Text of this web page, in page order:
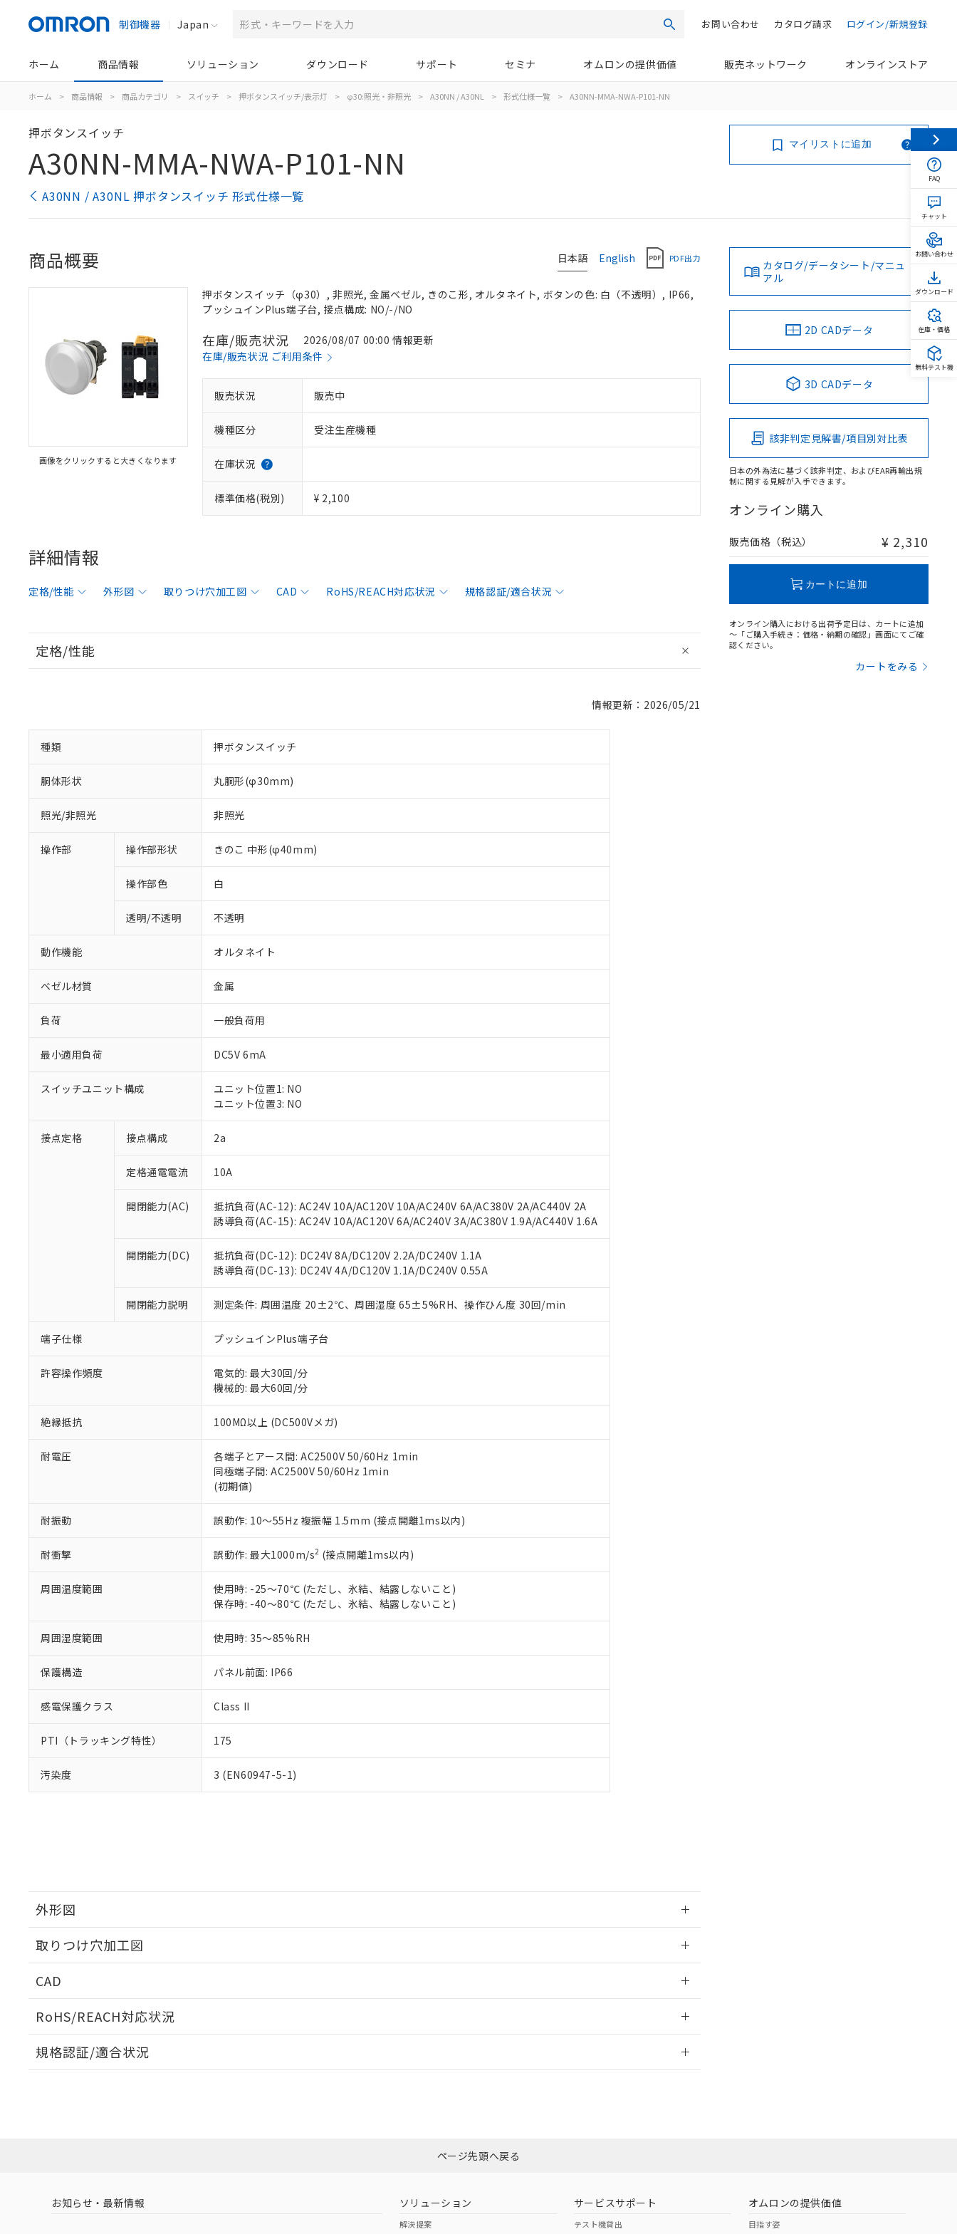
制御機器 Japan 検索 ログイン/新規登録
カタログ請求
お問い合わせ
ホーム 商品情報 ソリューション ダウンロード サポート セミナ オムロンの提供価値 販売ネットワーク オンラインストア
ホーム > 商品情報 > 商品カテゴリ > スイッチ > 押ボタンスイッチ/表示灯 > φ30:照光・非照光 > A30NN / A30NL > 形式仕様一覧 > A30NN-MMA-NWA-P101-NN
押ボタンスイッチ
A30NN-MMA-NWA-P101-NN
A30NN / A30NL 押ボタンスイッチ 形式仕様一覧
マイリストに追加
日本語 English PDF出力
商品概要
画像をクリックすると大きくなります
押ボタンスイッチ（φ30）, 非照光, 金属ベゼル, きのこ形, オルタネイト, ボタンの色: 白（不透明）, IP66,
プッシュインPlus端子台, 接点構成: NO/-/NO
在庫/販売状況
2026/08/07 00:00 情報更新
在庫/販売状況 ご利用条件
販売状況 販売中
機種区分 受注生産機種
在庫状況
標準価格(税別) ¥ 2,100
詳細情報
定格/性能 外形図 取りつけ穴加工図 CAD RoHS/REACH対応状況 規格認証/適合状況
定格/性能
情報更新：2026/05/21
種類 押ボタンスイッチ
胴体形状 丸胴形(φ30mm)
照光/非照光 非照光
操作部 操作部形状 きのこ 中形(φ40mm)
操作部色 白
透明/不透明 不透明
動作機能 オルタネイト
ベゼル材質 金属
負荷 一般負荷用
最小適用負荷 DC5V 6mA
スイッチユニット構成
ユニット位置1: NO
ユニット位置3: NO
接点定格 接点構成 2a
定格通電電流 10A
開閉能力(AC)
抵抗負荷(AC-12): AC24V 10A/AC120V 10A/AC240V 6A/AC380V 2A/AC440V 2A
誘導負荷(AC-15): AC24V 10A/AC120V 6A/AC240V 3A/AC380V 1.9A/AC440V 1.6A
開閉能力(DC)
抵抗負荷(DC-12): DC24V 8A/DC120V 2.2A/DC240V 1.1A
誘導負荷(DC-13): DC24V 4A/DC120V 1.1A/DC240V 0.55A
開閉能力説明 測定条件: 周囲温度 20±2℃、周囲湿度 65±5%RH、操作ひん度 30回/min
端子仕様 プッシュインPlus端子台
許容操作頻度
電気的: 最大30回/分
機械的: 最大60回/分
絶縁抵抗 100MΩ以上 (DC500Vメガ)
耐電圧
各端子とアース間: AC2500V 50/60Hz 1min
同極端子間: AC2500V 50/60Hz 1min
(初期値)
耐振動 誤動作: 10～55Hz 複振幅 1.5mm (接点開離1ms以内)
耐衝撃 誤動作: 最大1000m/s2 (接点開離1ms以内)
周囲温度範囲
使用時: -25～70℃ (ただし、氷結、結露しないこと)
保存時: -40～80℃ (ただし、氷結、結露しないこと)
周囲湿度範囲 使用時: 35～85%RH
保護構造 パネル前面: IP66
感電保護クラス Class II
PTI（トラッキング特性） 175
汚染度 3 (EN60947-5-1)
外形図
取りつけ穴加工図
CAD
RoHS/REACH対応状況
EU RoHS 注意事項・凡例
ダウンロードはこちら
中国 RoHS 注意事項・凡例
規格認証/適合状況
カタログ/データシート/マニュ
アル
2D CADデータ
3D CADデータ
該非判定見解書/項目別対比表
日本の外為法に基づく該非判定、およびEAR再輸出規
制に関する見解が入手できます。
オンライン購入
販売価格（税込） ¥ 2,310
カートに追加
オンライン購入における出荷予定日は、カートに追加
～「ご購入手続き：価格・納期の確認」画面にてご確
認ください。
カートをみる
本サービスは、当社制御機器事業取扱商品の当社在庫状況および標準価格(税抜)を提供させていただ
くものです。
当社制御機器事業取扱商品の中には、本サービスの対象外となる商品もあることをご了承ください。
在庫状況および標準価格照会結果は、記載している更新日時点での社内データに基づき作成されるも
のであり、閲覧された時点での実際の在庫および標準価格とは異なる場合があることをご了承くださ
い。
正式な納期状況および標準価格はお客様のお取引先、またはお客様担当のオムロン制御機器販売店・
在庫状況および標準価格結果を当社の事前の承諾なく第三者に漏洩または開示しないようお願いしま
す。
マイパーツ機能（部品リスト作成サービス）をご利用いただくには、I-Webメンバーズにご登録され
ている必要があります。
お客様が当ウェブサイト上で当社にご登録された部品リストについて、当社および当社の共同利用者
が、当社の製品・サービスに関するお客様との取引・商談に必要な範囲で利用することをご了承くだ
※当社の共同利用者とは、 "個人情報の共同利用に関して"
いる法人を指します。
※1 対応状況
対応済み：EU RoHS指令（10物質）の非含有に対応した製品が提供可能な商品です。
対応予定：EU RoHS指令（10物質）の非含有に対応した製品に切り替える予定のある商品です。
対応予定なし：EU RoHS指令（10物質）の非含有に非対応の商品で、対応品を出す予定はありません。
仕入先様の事情により、非含有部品としていたものが、含有品と判明した場合などやむを得ず変更すること
があります。
*EU RoHS指令（10物質）：
鉛(Pb) 1000ppm以下、 水銀(Hg) 1000ppm以下、 カドミウム(Cd) 100ppm以下、
六価クロム(Cr(Ⅵ)) 1000ppm以下、ポリ臭化ビフェニル類(PBB) 1000ppm以下、ポリ臭化ジフェニルエーテル類(PBDE) 1000ppm以下、
フタル酸ビス(2-エチルヘキシル) (DEHP)(別名：DOP) 1000ppm以下、フタル酸ブチルベンジル（BBP） 1000ppm以下、フタル酸ジブチ
ル（DBP） 1000ppm以下、フタル酸ジイソブチル (DIBP) 1000ppm以下
但し、RoHS指令で産業用監視および制御機器に対する適用除外項目は除く。
フタル酸エステル類の４物質については閾値を超える意図的な使用がないことを確認しています。
部品在庫の切り替え状況などにより、予定月が前後することがあります。
※3 非含有証明書ダウンロード
下記の非含有証明書をダウンロードすることができます。
EU RoHS指令（10物質）の非含有証明書
51物質の非含有証明書（当社基準）
※本証明書は発行日時点で非含有を証明するもので、過去に遡って非含有を証明するものではありません。
混在することから備考欄に対応日を記載しておりました。
既に当社にて対応品への在庫切替を完了していることから、特段のことがない限り、2022年1月12日よ
り割愛しております。
※1 中国RoHS○×表
「○」：最大均質材料含有率が中国RoHSの基準値以下であることを示します。
「×」：最大均質材料含有率が中国RoHSの基準値を超えていることを示します。
「－」：未確認です。当社販売部門へお問い合わせください。
*中国RoHS10物質の基準値 (GB/T26572)：
Pb(鉛) :1000ppm、 Hg(水銀) : 1000ppm、 Cd(カドミウム) : 100ppm、
Cr(Ⅵ)(六価クロム) : 1000ppm、 PBBs(ポリ臭化ビフェニル類) : 1000ppm、 PBDEs(ポリ臭化ジフェニルエーテル類) : 1000ppm、
※2 環境保護使用期限
「10」：通常の使用状況下において有害物質が外部に漏えいし、環境に深刻な影響を及ぼさない年数を意
味します。
「－」：未確認です。当社販売部門へお問い合わせください。
当社は、これら貴社製品のうち、外国為替および外国貿易法に定める商品（以下｢規制貨物等」とい
う）を輸出または国外への提供する場合は、日本国政府の輸出許可(または役務取引許可)を取得する
などの必要な手続きをとります。
当社は規制貨物を破棄する場合は、完全に破砕するなど、違法に輸出されないよう必要な手段を講じ
ます。
当社は貴社製品を、核兵器、ミサイル、化学兵器、生物兵器またはその他武器並びにこれらの製造装
置等に一切使用いたしません。
また当社は、販売先および販売に係わる関係者が違法に輸出するおそれがある場合は、取り引きをい
たしません。
説明
一定数以上の在庫あり
受注生産機種、また在庫状況の情報を公開していない機種
ページ先頭へ戻る
お知らせ・最新情報 ソリューション
解決提案
サービスサポート
テスト機貸出
オムロンの提供価値
目指す姿
FAQ
チャット
お問い合わせ
ダウンロード
在庫・価格
無料テスト機